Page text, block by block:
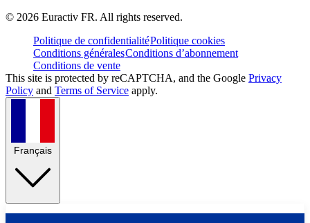
© 2026 Euractiv FR. All rights reserved.
Politique de confidentialitéPolitique cookies
Conditions généralesConditions d’abonnement
Conditions de vente
This site is protected by reCAPTCHA, and the Google Privacy
Policy and Terms of Service apply.
Français